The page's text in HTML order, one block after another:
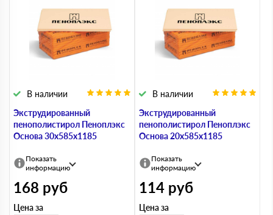
Экструдированный
пенополистирол Пеноплэкс
Основа 30х585х1185
В наличии
Показать
информацию
168 руб
Цена за
Экструдированный
пенополистирол Пеноплэкс
Основа 20х585х1185
В наличии
Показать
информацию
114 руб
Цена за